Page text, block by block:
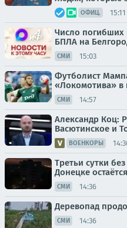
ОФИЦ. 15:11
Число погибших
БПЛА на
СМИ 15:03
Футболист
«Локомотива» в
СМИ 14:57
Александр Коц:
Васютинское и
ВОЕНКОРЫ
Третьи сутки
Донецке
СМИ 14:36
Деревопад
СМИ 14:36